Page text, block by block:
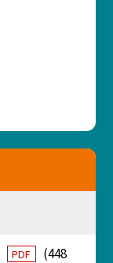
PDF
(448